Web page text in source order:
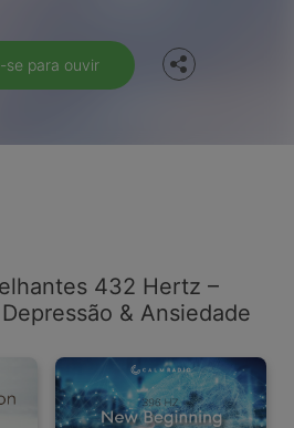
se para ouvir
432 Hertz –
& Ansiedade